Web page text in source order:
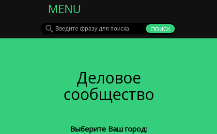
MENU
Деловое
сообщество
Выберите Ваш город: